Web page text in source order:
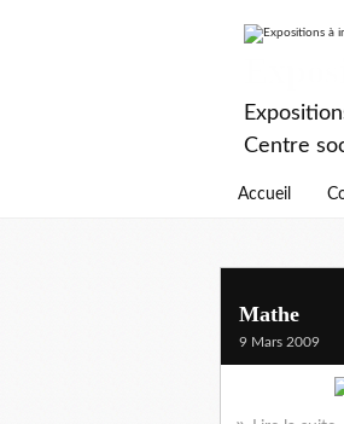
Centre
Accueil
Mathe
9 Mars 2009